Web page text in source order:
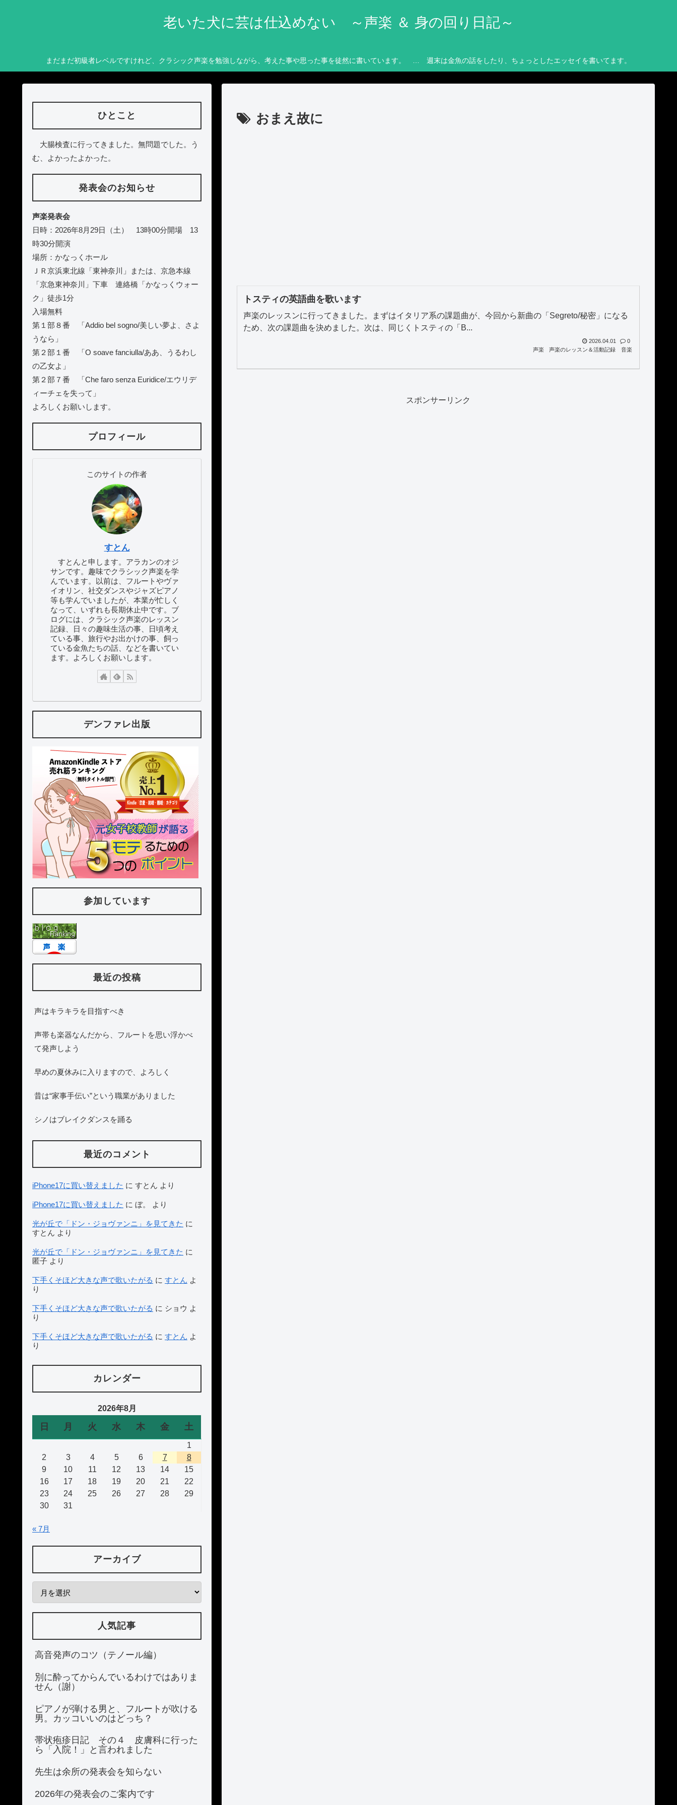
老いた犬に芸は仕込めない ～声楽 ＆ 身の回り日記～
まだまだ初級者レベルですけれど、クラシック声楽を勉強しながら、考えた事や思った事を徒然に書いています。 … 週末は金魚の話をしたり、ちょっとしたエッセイを書いてます。
おまえ故に
トスティの英語曲を歌います
声楽のレッスンに行ってきました。まずはイタリア系の課題曲が、今回から新曲の「Segreto/秘密」になる
ため、次の課題曲を決めました。次は、同じくトスティの「B...
2026.04.01
0
声楽
声楽のレッスン＆活動記録 音楽
スポンサーリンク
ひとこと
大腸検査に行ってきました。無問題でした。う
む、よかったよかった。
発表会のお知らせ
声楽発表会
日時：2026年8月29日（土） 13時00分開場 13
時30分開演
場所：かなっくホール
ＪＲ京浜東北線「東神奈川」または、京急本線
「京急東神奈川」下車 連絡橋「かなっくウォー
ク」徒歩1分
入場無料
第１部８番 「Addio bel sogno/美しい夢よ、さよ
うなら」
第２部１番 「O soave fanciulla/ああ、うるわし
の乙女よ」
第２部７番 「Che faro senza Euridice/エウリデ
ィーチェを失って」
よろしくお願いします。
プロフィール
このサイトの作者
すとん
すとんと申します。アラカンのオジ
サンです。趣味でクラシック声楽を学
んでいます。以前は、フルートやヴァ
イオリン、社交ダンスやジャズピアノ
等も学んでいましたが、本業が忙しく
なって、いずれも長期休止中です。ブ
ログには、クラシック声楽のレッスン
記録、日々の趣味生活の事、日頃考え
ている事、旅行やお出かけの事、飼っ
ている金魚たちの話、などを書いてい
ます。よろしくお願いします。
デンファレ出版
参加しています
最近の投稿
声はキラキラを目指すべき
声帯も楽器なんだから、フルートを思い浮かべ
て発声しよう
早めの夏休みに入りますので、よろしく
昔は“家事手伝い”という職業がありました
シノはブレイクダンスを踊る
最近のコメント
iPhone17に買い替えました に すとん より
iPhone17に買い替えました に ぼ。 より
光が丘で「ドン・ジョヴァンニ」を見てきた に
すとん より
光が丘で「ドン・ジョヴァンニ」を見てきた に
匿子 より
下手くそほど大きな声で歌いたがる に すとん よ
り
下手くそほど大きな声で歌いたがる に ショウ よ
り
下手くそほど大きな声で歌いたがる に すとん よ
り
カレンダー
2026年8月
日 月 火 水 木 金 土
1
2
3 4 5 6 7
8
9
10 11 12 13 14
15
16
17 18 19 20 21
22
23
24 25 26 27 28
29
30
31
« 7月
アーカイブ
人気記事
高音発声のコツ（テノール編）
別に酔ってからんでいるわけではありま
せん（謝）
ピアノが弾ける男と、フルートが吹ける
男。カッコいいのはどっち？
帯状疱疹日記 その４ 皮膚科に行った
ら「入院！」と言われました
先生は余所の発表会を知らない
2026年の発表会のご案内です